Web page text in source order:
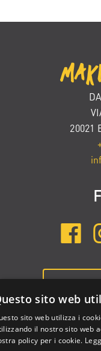
20021
sito web
sito web utilizza i
il nostro sito web
policy per i cookie.